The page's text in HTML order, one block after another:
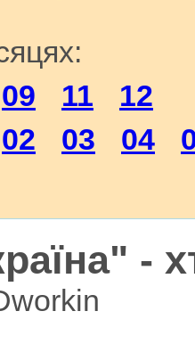
09 11
12
02 03 04
-